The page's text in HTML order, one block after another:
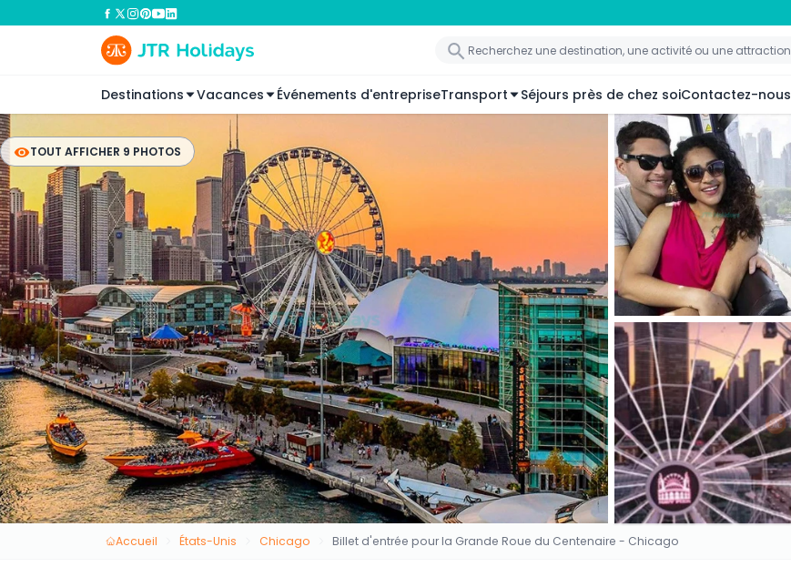
Destinations Vacances Événements d'entrepriseTransport Séjours près de chez soiContactez-nous
TOUT AFFICHER 9 PHOTOS
Accueil États-Unis Chicago Billet d'entrée pour la Grande Roue du Centenaire - Chicago